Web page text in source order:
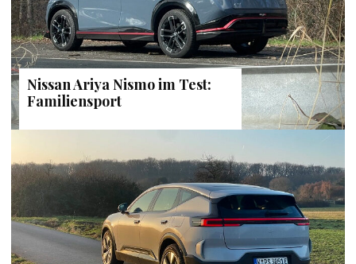
Nissan Ariya Nismo im Test:
Familiensport